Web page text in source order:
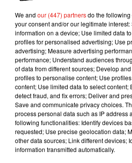
Publié : 19 mai 2019 à
vont dorer grâce à l’huile.
dense que l’huile, les frites
car l’huile ne les pénètre
Et Pierre Marchesseau est
contiennent 1 000 fois de
des frites habituelles.
Mundo Latino
Guatemala :
We and our (447) partnersdo the
your consent and/or our legitimate
information on a device; Use limited data
profiles for personalised advertising; Use
advertising; Measure advertising
performance; Understand audiences
of data from different sources; Develop
profiles to personalise content; Use
content; Use limited data to select content;
detect fraud, and fix errors; Deliver and
Save and communicate privacy choices.
process personal data such as IP address
following functionalities: Identify devices
requested; Use precise geolocation data;
other data sources; Link different devices;
information transmitted automatically.